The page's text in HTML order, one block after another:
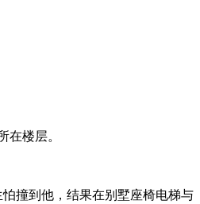
楼层。
撞到他，结果在别墅座椅电梯与